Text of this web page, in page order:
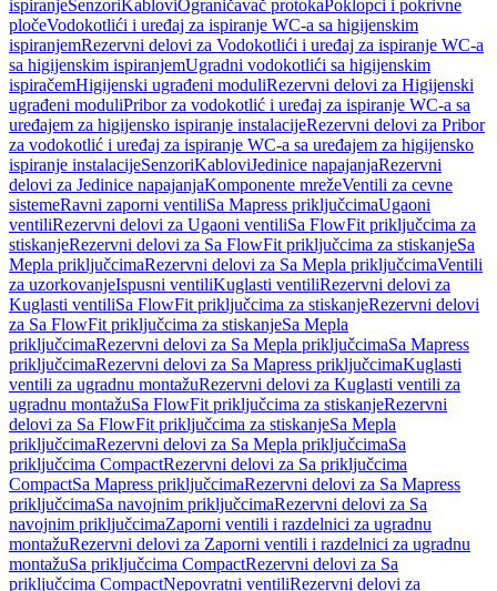
ispiranjeSenzoriKabloviOgraničavač protokaPoklopci i pokrivne
pločeVodokotlići i uređaj za ispiranje WC-a sa higijenskim
ispiranjemRezervni delovi za Vodokotlići i uređaj za ispiranje WC-a
sa higijenskim ispiranjemUgradni vodokotlići sa higijenskim
ispiračemHigijenski ugrađeni moduliRezervni delovi za Higijenski
ugrađeni moduliPribor za vodokotlić i uređaj za ispiranje WC-a sa
uređajem za higijensko ispiranje instalacijeRezervni delovi za Pribor
za vodokotlić i uređaj za ispiranje WC-a sa uređajem za higijensko
ispiranje instalacijeSenzoriKabloviJedinice napajanjaRezervni
delovi za Jedinice napajanjaKomponente mrežeVentili za cevne
sistemeRavni zaporni ventiliSa Mapress priključcimaUgaoni
ventiliRezervni delovi za Ugaoni ventiliSa FlowFit priključcima za
stiskanjeRezervni delovi za Sa FlowFit priključcima za stiskanjeSa
Mepla priključcimaRezervni delovi za Sa Mepla priključcimaVentili
za uzorkovanjeIspusni ventiliKuglasti ventiliRezervni delovi za
Kuglasti ventiliSa FlowFit priključcima za stiskanjeRezervni delovi
za Sa FlowFit priključcima za stiskanjeSa Mepla
priključcimaRezervni delovi za Sa Mepla priključcimaSa Mapress
priključcimaRezervni delovi za Sa Mapress priključcimaKuglasti
ventili za ugradnu montažuRezervni delovi za Kuglasti ventili za
ugradnu montažuSa FlowFit priključcima za stiskanjeRezervni
delovi za Sa FlowFit priključcima za stiskanjeSa Mepla
priključcimaRezervni delovi za Sa Mepla priključcimaSa
priključcima CompactRezervni delovi za Sa priključcima
CompactSa Mapress priključcimaRezervni delovi za Sa Mapress
priključcimaSa navojnim priključcimaRezervni delovi za Sa
navojnim priključcimaZaporni ventili i razdelnici za ugradnu
montažuRezervni delovi za Zaporni ventili i razdelnici za ugradnu
montažuSa priključcima CompactRezervni delovi za Sa
priključcima CompactNepovratni ventiliRezervni delovi za